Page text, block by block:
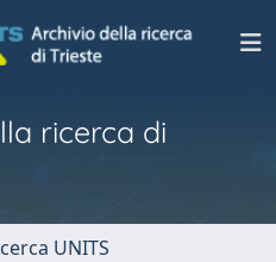
ricerca di
UNITS